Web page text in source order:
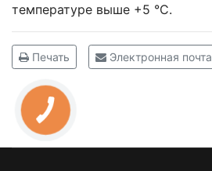
температуре выше +5 °С.
Печать Электронная почта